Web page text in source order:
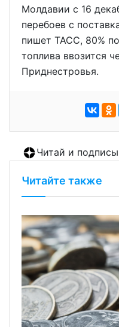
Молдавии с 16
перебоев с
пишет ТАСС, 80%
топлива ввозится
Приднестровья.
Читай и
Читайте также